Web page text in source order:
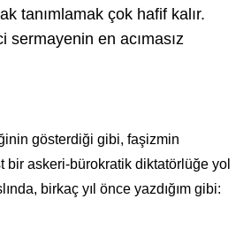
tanımlamak çok hafif kalır.
sermayenin en acımasız
gösterdiği gibi, faşizmin
bir askeri-bürokratik diktatörlüğe yol
birkaç yıl önce yazdığım gibi: